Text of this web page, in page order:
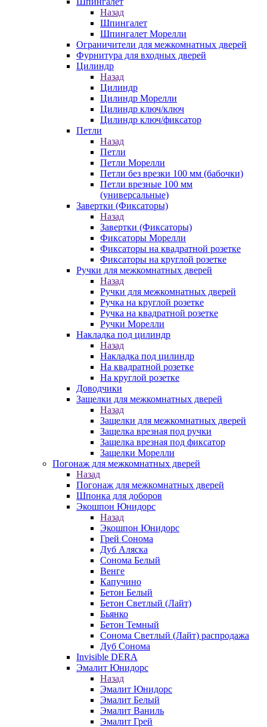
Назад
Шпингалет
Шпингалет Морелли
Ограничители для межкомнатных дверей
Фурнитура для входных дверей
Цилиндр
Назад
Цилиндр
Цилиндр Морелли
Цилиндр ключ/ключ
Цилиндр ключ/фиксатор
Петли
Назад
Петли
Петли Морелли
Петли без врезки 100 мм (бабочки)
Петли врезные 100 мм
(универсальные)
Завертки (Фиксаторы)
Назад
Завертки (Фиксаторы)
Фиксаторы Морелли
Фиксаторы на квадратной розетке
Фиксаторы на круглой розетке
Ручки для межкомнатных дверей
Назад
Ручки для межкомнатных дверей
Ручка на круглой розетке
Ручка на квадратной розетке
Ручки Морелли
Накладка под цилиндр
Назад
Накладка под цилиндр
На квадратной розетке
На круглой розетке
Доводчики
Защелки для межкомнатных дверей
Назад
Защелки для межкомнатных дверей
Защелка врезная под ручки
Защелка врезная под фиксатор
Защелки Морелли
Погонаж для межкомнатных дверей
Назад
Погонаж для межкомнатных дверей
Шпонка для доборов
Экошпон Юнидорс
Назад
Экошпон Юнидорс
Грей Сонома
Дуб Аляска
Сонома Белый
Венге
Капучино
Бетон Белый
Бетон Светлый (Лайт)
Бьянко
Бетон Темный
Сонома Светлый (Лайт) распродажа
Дуб Сонома
Invisible DERA
Эмалит Юнидорс
Назад
Эмалит Юнидорс
Эмалит Белый
Эмалит Ваниль
Эмалит Грей